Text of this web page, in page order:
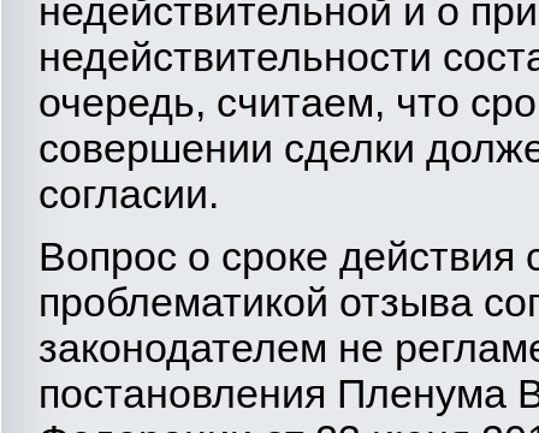
недействительной и о
недействительности
очередь, считаем, что
совершении сделки
согласии.
Вопрос о сроке действия
проблематикой отзыва
законодателем не
постановления Пленума